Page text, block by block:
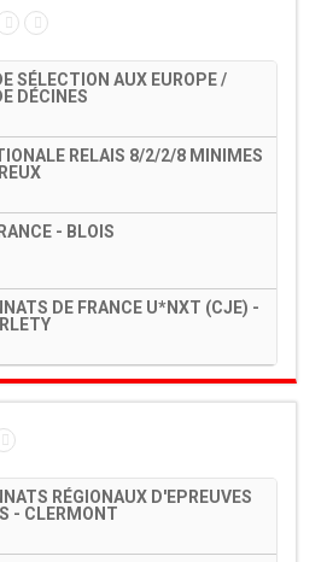
SÉLECTION AUX EUROPE /
DÉCINES
RELAIS 8/2/2/8 MINIMES
- BLOIS
DE FRANCE U*NXT (CJE) -
RÉGIONAUX D'EPREUVES
- CLERMONT